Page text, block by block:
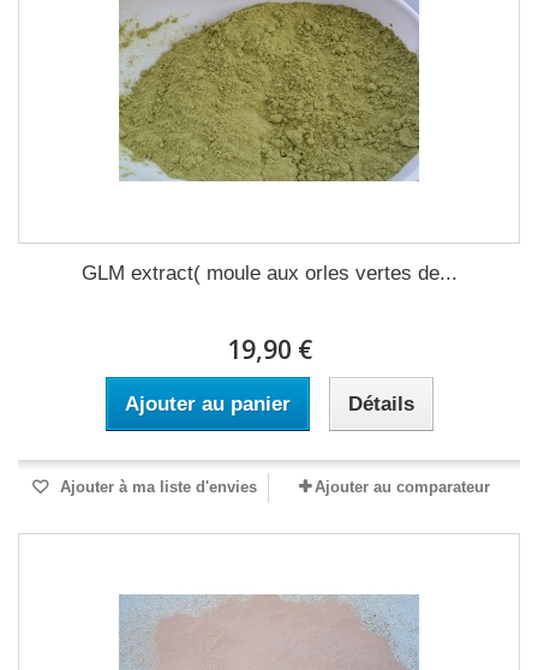
GLM extract( moule aux orles vertes de...
19,90 €
Ajouter au panier Détails
Ajouter à ma liste d'envies Ajouter au comparateur